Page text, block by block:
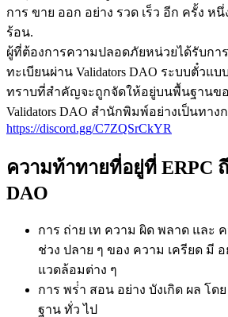
การ ขาย ออก อย่าง รวด เร็ว อีก ครั้ง ห
ร้อน.
ผู้ที่ต้องการความปลอดภัยหน่วยได้รับกา
ทะเบียนผ่าน Validators DAO ระบบตั๋วแ
ทราบที่สําคัญจะถูกจัดให้อยู่บนพื้นฐานขอ
Validators DAO สํานักพิมพ์อย่างเป็นทาง
https://discord.gg/C7ZQSrCkYR
ความท้าทายที่อยู่ที่ ERPC
DAO
การ ถ่าย เท ความ ผิด พลาด และ
ช่วง ปลาย ๆ ของ ความ เครียด มี
แวดล้อมต่าง ๆ
การ พร่ํา สอน อย่าง บังเกิด ผล โ
ฐาน ทั่ว ไป